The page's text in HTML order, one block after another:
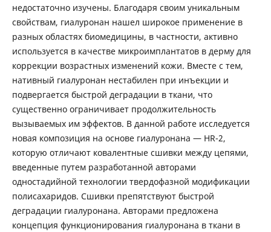
недостаточно изучены. Благодаря своим уникальным
свойствам, гиалуронан нашел широкое применение в
разных областях биомедицины, в частности, активно
используется в качестве микроимплантатов в дерму для
коррекции возрастных изменений кожи. Вместе с тем,
нативный гиалуронан нестабилен при инъекции и
подвергается быстрой деградации в ткани, что
существенно ограничивает продолжительность
вызываемых им эффектов. В данной работе исследуется
новая композиция на основе гиалуронана ― HR-2,
которую отличают ковалентные сшивки между цепями,
введенные путем разработанной авторами
одностадийной технологии твердофазной модификации
полисахаридов. Сшивки препятствуют быстрой
деградации гиалуронана. Авторами предложена
концепция функционирования гиалуронана в ткани в